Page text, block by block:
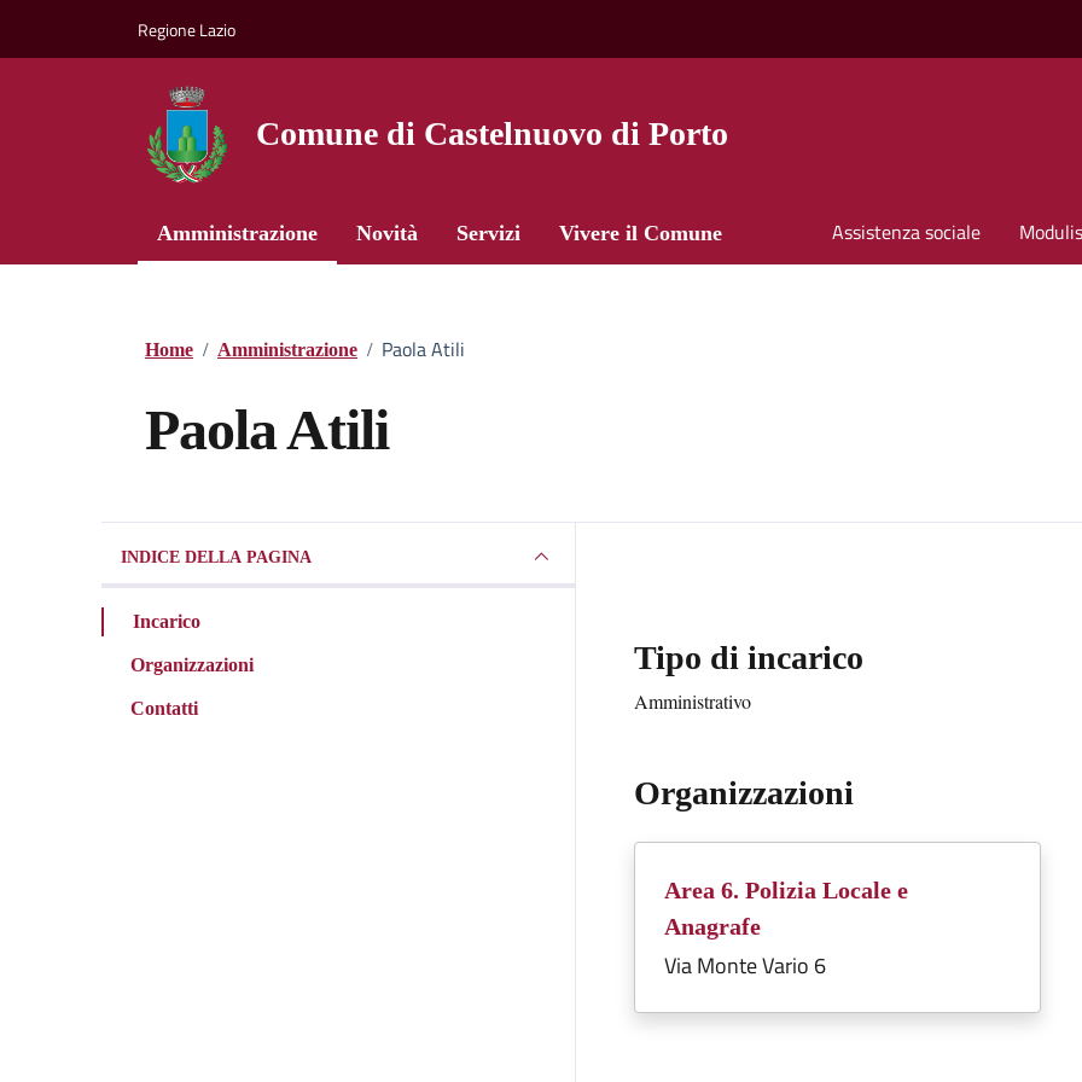
Regione Lazio
Comune di Castelnuovo di Porto
Amministrazione Novità Servizi Vivere il Comune Assistenza sociale
Home / Amministrazione / Paola Atili
Paola Atili
INDICE DELLA PAGINA
Incarico
Organizzazioni
Contatti
Tipo di incarico
Amministrativo
Organizzazioni
Area 6. Polizia Locale e
Anagrafe
Via Monte Vario 6